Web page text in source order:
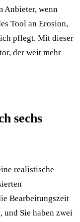
Anbieter, wenn
Tool an Erosion,
pflegt. Mit dieser
der weit mehr
sechs
realistische
Bearbeitungs­zeit
und Sie haben zwei